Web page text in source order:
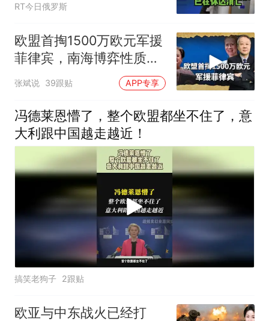
RT今日俄罗斯
欧盟首掏1500万欧元军援
菲律宾，南海博弈性质彻
底变了
张斌说 39跟贴 APP专享
冯德莱恩懵了，整个欧盟都坐不住了，意
大利跟中国越走越近！
搞笑老狗子 2跟贴
欧亚与中东战火已经打